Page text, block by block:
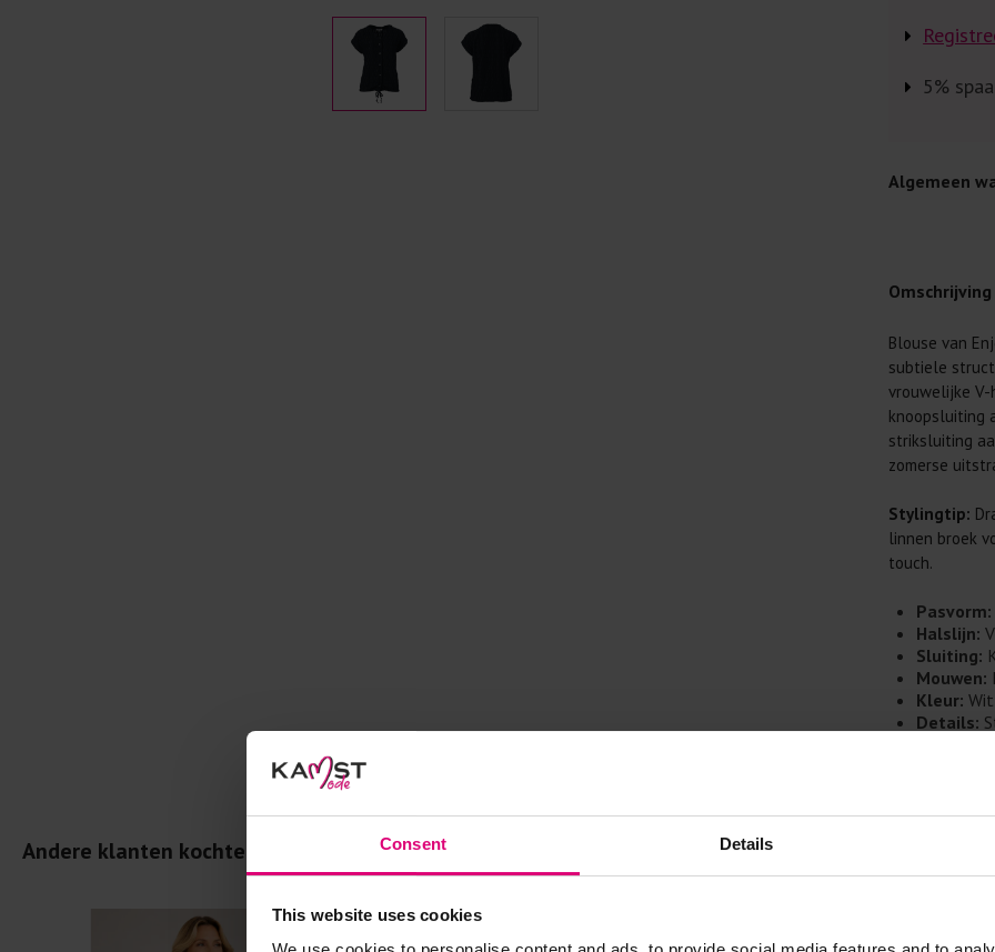
Consent Details
This website uses cookies
5%
Algemeen
Je wilt
Daarom
Lees altijd
Was
buitenkant.
Wees
genoeg.
Was zo
Doe de
kreuken/
Gebruik
artikelen
Selecteer
Gebreide
Omschrijving
Blouse van
subtiele
vrouwelijke V-
knoopsluiting
striksluiting
zomerse
Stylingtip:
linnen broek
touch.
Pasvorm:
Halslijn:
Sluiting:
Mouwen:
Kleur:
Details:
Andere klanten kochten dit ook